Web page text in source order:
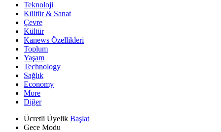
Teknoloji
Kültür & Sanat
Çevre
Kültür
Kanews Özellikleri
Toplum
Yaşam
Technology
Sağlık
Economy
More
Diğer
Ücretli Üyelik Başlat
Gece Modu